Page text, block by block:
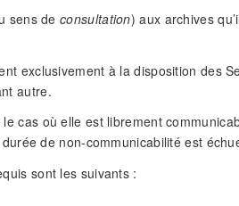
sens deconsultation) aux archives
exclusivement à la disposition des
autre.
cas où elle est librement
de non-communicabilité est
sont les suivants :